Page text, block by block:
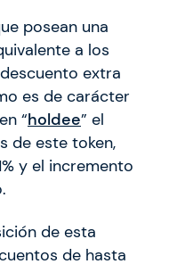
posean una
a los
extra
es de carácter
“holdee” el
de este token,
y el incremento
de esta
de hasta